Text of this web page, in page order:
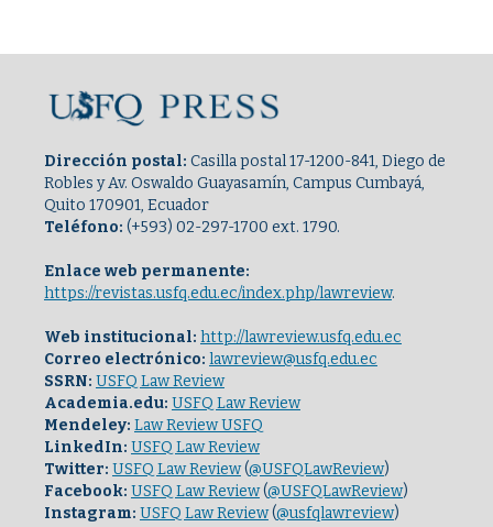
Dirección postal: Casilla postal 17-1200-841, Diego de
Robles y Av. Oswaldo Guayasamín, Campus Cumbayá,
Quito 170901, Ecuador
Teléfono: (+593) 02-297-1700 ext. 1790.
Enlace web permanente:
https://revistas.usfq.edu.ec/index.php/lawreview.
Web institucional: http://lawreview.usfq.edu.ec
Correo electrónico: lawreview@usfq.edu.ec
SSRN: USFQ Law Review
Academia.edu: USFQ Law Review
Mendeley: Law Review USFQ
LinkedIn: USFQ Law Review
Twitter: USFQ Law Review(@USFQLawReview)
Facebook: USFQ Law Review(@USFQLawReview)
Instagram: USFQ Law Review(@usfqlawreview)